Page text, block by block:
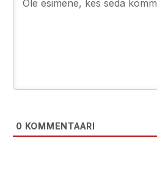
0 KOMMENTAARI